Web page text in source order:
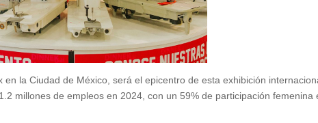
la Ciudad de México, será el epicentro de esta exhibición
millones de empleos en 2024, con un 59% de participación femenina